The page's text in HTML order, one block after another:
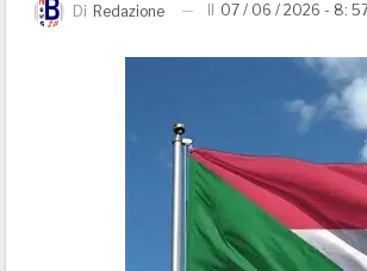
Di Redazione 07 / 06 / 2026 - 8: